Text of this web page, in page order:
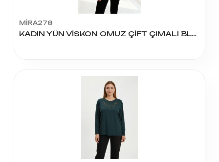
MİRA278
KADIN YÜN VİSKON OMUZ ÇİFT ÇIMALI BLUZ